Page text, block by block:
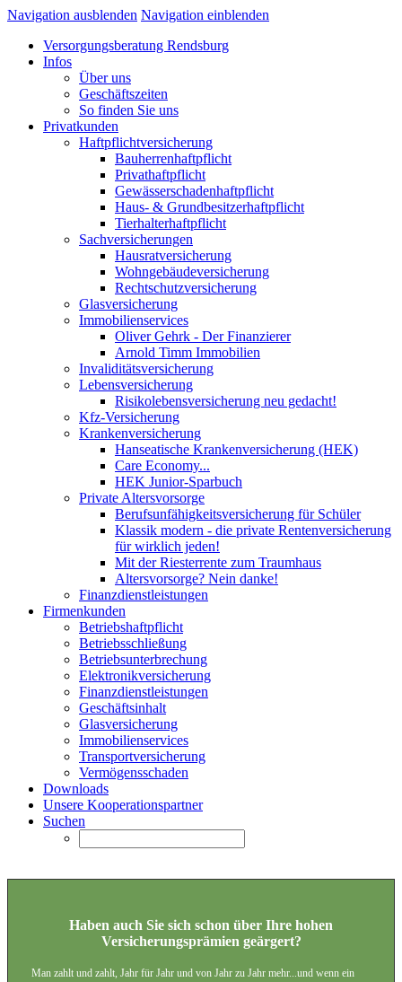
Navigation ausblenden Navigation einblenden
Versorgungsberatung Rendsburg
Infos
Über uns
Geschäftszeiten
So finden Sie uns
Privatkunden
Haftpflichtversicherung
Bauherrenhaftpflicht
Privathaftpflicht
Gewässerschadenhaftpflicht
Haus- & Grundbesitzerhaftpflicht
Tierhalterhaftpflicht
Sachversicherungen
Hausratversicherung
Wohngebäudeversicherung
Rechtschutzversicherung
Glasversicherung
Immobilienservices
Oliver Gehrk - Der Finanzierer
Arnold Timm Immobilien
Invaliditätsversicherung
Lebensversicherung
Risikolebensversicherung neu gedacht!
Kfz-Versicherung
Krankenversicherung
Hanseatische Krankenversicherung (HEK)
Care Economy...
HEK Junior-Sparbuch
Private Altersvorsorge
Berufsunfähigkeitsversicherung für Schüler
Klassik modern - die private Rentenversicherung
für wirklich jeden!
Mit der Riesterrente zum Traumhaus
Altersvorsorge? Nein danke!
Finanzdienstleistungen
Firmenkunden
Betriebshaftpflicht
Betriebsschließung
Betriebsunterbrechung
Elektronikversicherung
Finanzdienstleistungen
Geschäftsinhalt
Glasversicherung
Immobilienservices
Transportversicherung
Vermögensschaden
Downloads
Unsere Kooperationspartner
Suchen
Haben auch Sie sich schon über Ihre hohen
Versicherungsprämien geärgert?
Man zahlt und zahlt, Jahr für Jahr und von Jahr zu Jahr mehr...und wenn ein